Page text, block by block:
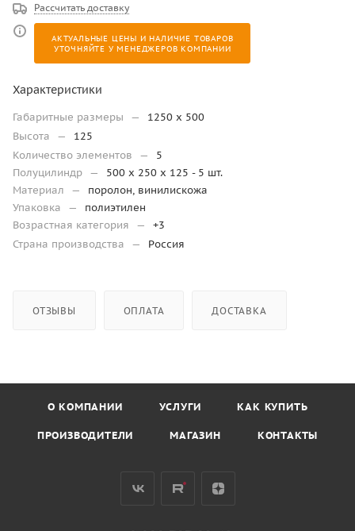
Рассчитать доставку
АКТУАЛЬНЫЕ ЦЕНЫ И НАЛИЧИЕ ТОВАРОВ
УТОЧНЯЙТЕ У МЕНЕДЖЕРОВ КОМПАНИИ
Характеристики
Габаритные размеры —
1250 x 500
Высота
—
125
Количество элементов
—
5
Полуцилиндр —
500 х 250 х 125 - 5 шт.
Материал
—
поролон, винилискожа
Упаковка
—
полиэтилен
Возрастная категория
—
+3
Страна производства
— Россия
ОТЗЫВЫ ОПЛАТА ДОСТАВКА
О КОМПАНИИ УСЛУГИ КАК КУПИТЬ
ПРОИЗВОДИТЕЛИ МАГАЗИН КОНТАКТЫ